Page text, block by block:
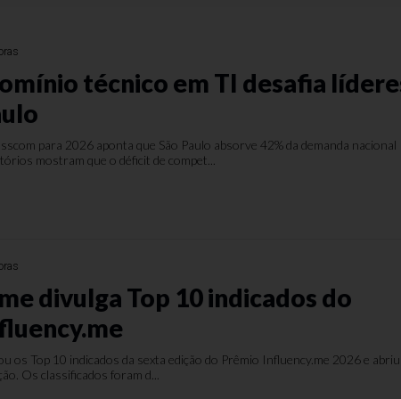
técnico em TI desafia
para 2026 aponta que São Paulo absorve 42% da demanda nacional
mostram que o déficit de compet...
divulga Top 10 indicados do
os Top 10 indicados da sexta edição do Prêmio Influency.me 2026 e
Os classificados foram d...